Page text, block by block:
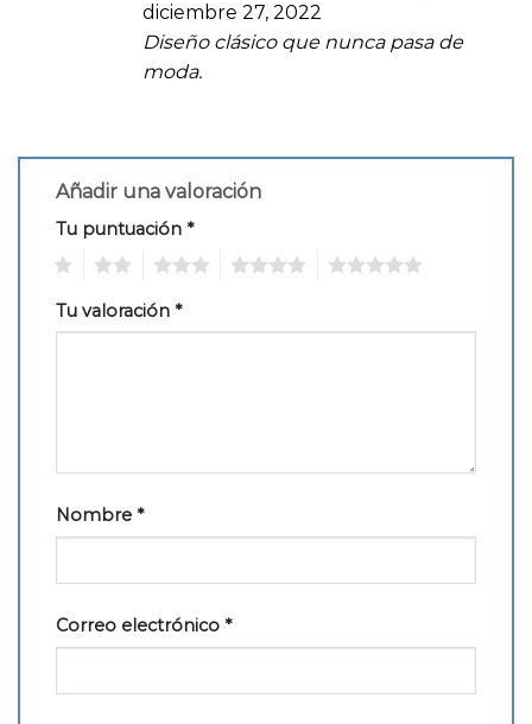
de 5
diciembre 27, 2022
Diseño clásico que nunca pasa de
moda.
Añadir una valoración
Tu puntuación *
Tu valoración *
Nombre *
Correo electrónico *